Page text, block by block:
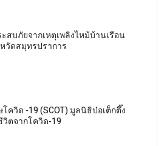
สบภัยจากเหตุเพลิงไหม้บ้านเรือน
วัดสมุทรปราการ
ควิด -19 (SCOT) มูลนิธิป่อเต็กตึ๊ง
วิตจากโควิด-19